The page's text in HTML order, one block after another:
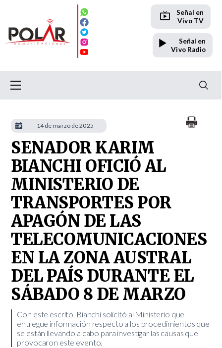
Señal en
Vivo TV
Señal en
Vivo Radio
SENADOR KARIM
BIANCHI OFICIÓ AL
MINISTERIO DE
TRANSPORTES POR
APAGÓN DE LAS
TELECOMUNICACIONES
EN LA ZONA AUSTRAL
DEL PAÍS DURANTE EL
SÁBADO 8 DE MARZO
​Con este escrito, Bianchi solicitó al Ministerio que
entregue información respecto a los procedimientos que
se están llevando a cabo para investigar las causas que
provocaron este evento.
14 de marzo de 2025